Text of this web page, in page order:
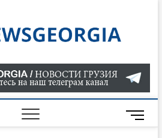
О
В
ГРУЗИИ
M
e